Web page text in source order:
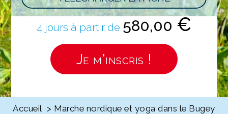
4 jours à partir de 580,00 €
Je m'inscris !
Accueil > Marche nordique et yoga dans le Bugey